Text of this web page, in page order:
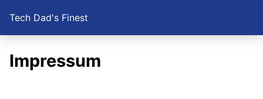
Tech Dad's Finest
Impressum